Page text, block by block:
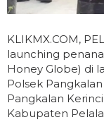
KLIKMX.COM,
launching
Honey Globe) di
Polsek
Pangkalan
Kabupaten